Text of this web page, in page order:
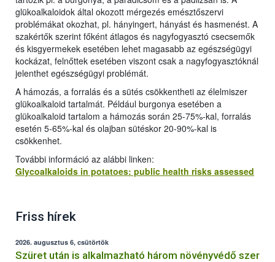
glükoalkaloidok által okozott mérgezés emésztőszervi
problémákat okozhat, pl. hányingert, hányást és hasmenést. A
szakértők szerint főként átlagos és nagyfogyasztó csecsemők
és kisgyermekek esetében lehet magasabb az egészségügyi
kockázat, felnőttek esetében viszont csak a nagyfogyasztóknál
jelenthet egészségügyi problémát.
A hámozás, a forralás és a sütés csökkentheti az élelmiszer
glükoalkaloid tartalmát. Például burgonya esetében a
glükoalkaloid tartalom a hámozás során 25-75%-kal, forralás
esetén 5-65%-kal és olajban sütéskor 20-90%-kal is
csökkenhet.
További információ az alábbi linken:
Glycoalkaloids in potatoes: public health risks assessed
Friss hírek
2026. augusztus 6, csütörtök
Szüret után is alkalmazható három növényvédő szer